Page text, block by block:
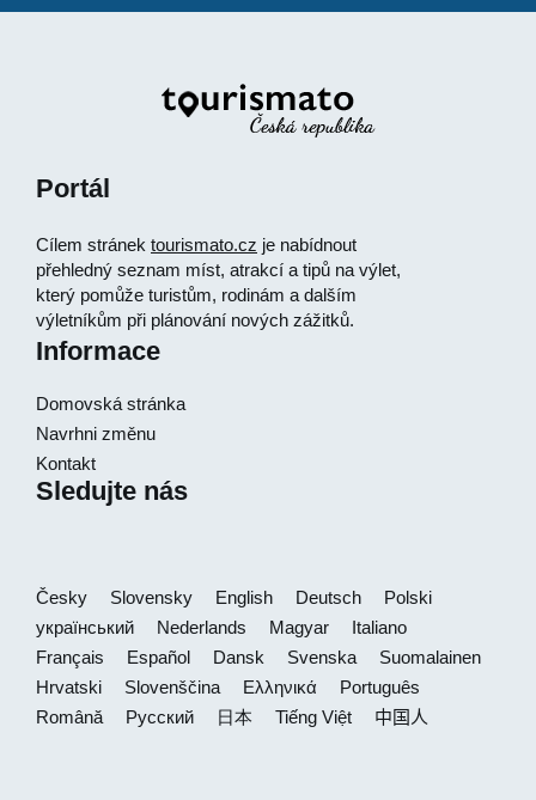
Portál
Cílem stránek tourismato.cz je nabídnout
přehledný seznam míst, atrakcí a tipů na výlet,
který pomůže turistům, rodinám a dalším
výletníkům při plánování nových zážitků.
Informace
Domovská stránka
Navrhni změnu
Kontakt
Sledujte nás
Česky Slovensky English Deutsch
Polski
український
Nederlands Magyar
Italiano
Français
Español Dansk Svenska
Suomalainen
Hrvatski
Slovenščina Ελληνικά
Português
Română
Русский 日本 Tiếng Việt 中国人